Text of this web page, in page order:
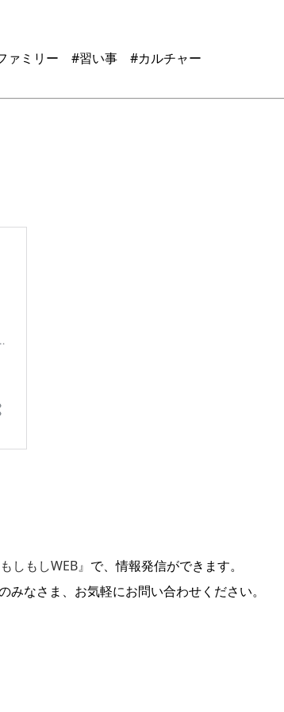
ミリー #習い事 #カルチャー
しもしWEB』 で、情報発信ができます。
なさま、お気軽にお問い合わせください。